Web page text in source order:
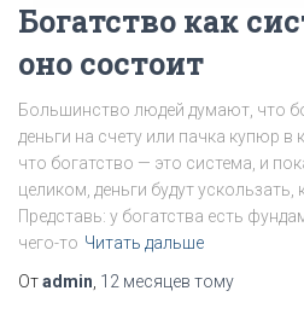
Богатство как
оно состоит
Большинство людей думают, что
деньги на счету или пачка купюр
что богатство — это система, и
целиком, деньги будут
Представь: у богатства есть
чего-то Читать дальше
Отadmin, 12 месяцев тому